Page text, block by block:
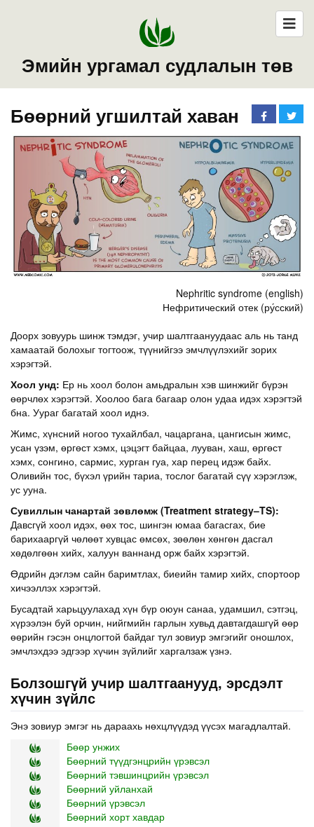
Эмийн ургамал судлалын төв
Бөөрний угшилтай хаван
Nephritic syndrome (english)
Нефритический отек (ру́сский)
Доорх зовуурь шинж тэмдэг, учир шалтгаануудаас аль нь танд
хамаатай болохыг тогтоож, түүнийгээ эмчлүүлэхийг зорих
хэрэгтэй.
Хоол унд: Ер нь хоол болон амьдралын хэв шинжийг бүрэн
өөрчлөх хэрэгтэй. Хоолоо бага багаар олон удаа идэх хэрэгтэй
бна. Уураг багатай хоол иднэ.
Жимс, хүнсний ногоо тухайлбал, чацаргана, цангисын жимс,
усан үзэм, өргөст хэмх, цэцэгт байцаа, лууван, хаш, өргөст
хэмх, сонгино, сармис, хурган гуа, хар перец идэж байх.
Оливийн тос, бүхэл үрийн тариа, тослог багатай сүү хэрэглэж,
ус ууна.
Сувиллын чанартай зөвлөмж (Treatment strategy–TS):
Давсгүй хоол идэх, өөх тос, шингэн юмаа багасгах, бие
барихааргүй чөлөөт хувцас өмсөх, зөөлөн хөнгөн дасгал
хөдөлгөөн хийх, халуун ваннанд орж байх хэрэгтэй.
Өдрийн дэглэм сайн баримтлах, биеийн тамир хийх, спортоор
хичээллэх хэрэгтэй.
Бусадтай харьцуулахад хүн бүр оюун санаа, удамшил, сэтгэц,
хүрээлэн буй орчин, нийгмийн гарлын хувьд давтагдашгүй өөр
өөрийн гэсэн онцлогтой байдаг тул зовиур эмгэгийг оношлох,
эмчлэхдээ эдгээр хүчин зүйлийг харгалзаж үзнэ.
Болзошгүй учир шалтгаанууд, эрсдэлт
хүчин зүйлс
Энэ зовиур эмгэг нь дараахь нөхцлүүдэд үүсэх магадлалтай.
Бөөр унжих
Бөөрний түүдгэнцрийн үрэвсэл
Бөөрний тэвшинцрийн үрэвсэл
Бөөрний уйланхай
Бөөрний үрэвсэл
Бөөрний хорт хавдар